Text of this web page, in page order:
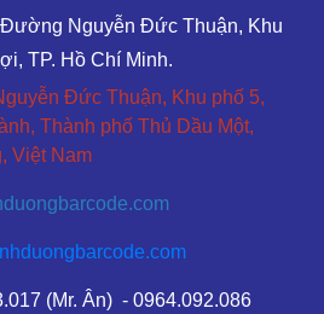
Nguyễn Đức Thuận, Khu
TP. Hồ Chí Minh.
Đức Thuận, Khu phố 5,
Thành phố Thủ Dầu Một,
Việt Nam
(Mr. Ân) - 0964.092.086